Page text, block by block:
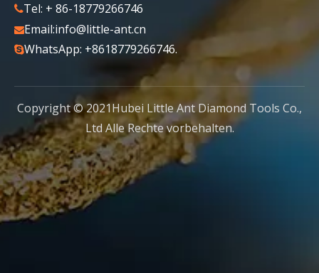
Tel: + 86-18779266746
Email:info@little-ant.cn
WhatsApp: +8618779266746.
Copyright © 2021Hubei Little Ant Diamond Tools Co.,
Ltd Alle Rechte vorbehalten.